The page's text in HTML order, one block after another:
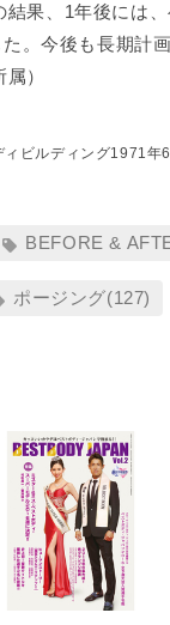
果、1年後には
。今後も長期計
属）
ィビルディング1971年
BEFORE &
ポージング(127)